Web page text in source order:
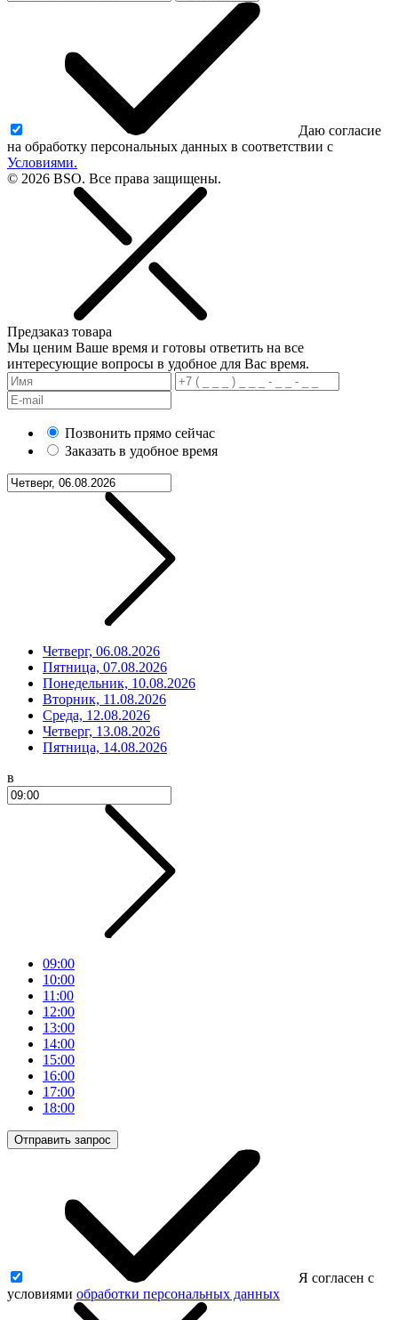
Даю согласие
на обработку персональных данных в соответствии с
Условиями.
© 2026 BSO. Все права защищены.
Предзаказ товара
Мы ценим Ваше время и готовы ответить на все
интересующие вопросы в удобное для Вас время.
Позвонить прямо сейчас
Заказать в удобное время
Четверг, 06.08.2026
Пятница, 07.08.2026
Понедельник, 10.08.2026
Вторник, 11.08.2026
Среда, 12.08.2026
Четверг, 13.08.2026
Пятница, 14.08.2026
в
09:00
10:00
11:00
12:00
13:00
14:00
15:00
16:00
17:00
18:00
Отправить запрос
Я согласен с
условиями обработки персональных данных